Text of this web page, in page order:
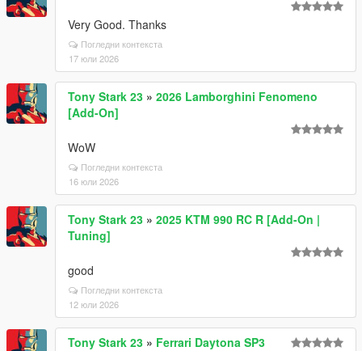
Very Good. Thanks
Погледни контекста
17 юли 2026
Tony Stark 23 » 2026 Lamborghini Fenomeno
[Add-On]
WoW
Погледни контекста
16 юли 2026
Tony Stark 23 » 2025 KTM 990 RC R [Add-On |
Tuning]
good
Погледни контекста
12 юли 2026
Tony Stark 23 » Ferrari Daytona SP3